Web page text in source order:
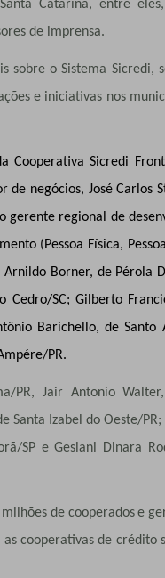
Catarina, entre
de imprensa.
sobre o Sistema Sicredi,
e iniciativas nos
Cooperativa Sicredi
negócios, José Carlos
gerente regional de
(Pessoa Física,
Borner, de Pérola
Cedro/SC; Gilberto
Barichello, de Santo
PR.
PR, Jair Antonio
Santa Izabel do Oeste/
SP e Gesiani Dinara
milhões de cooperados e
cooperativas de crédito